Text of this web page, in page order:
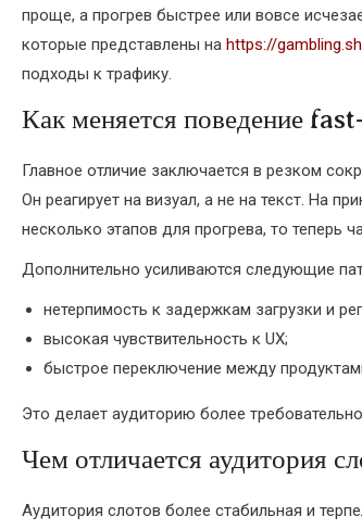
проще, а прогрев быстрее или вовсе
которые представлены на https://
подходы к трафику.
Как меняется поведение
Главное отличие заключается в резком
Он реагирует на визуал, а не на текст. На
несколько этапов для прогрева, то теперь
Дополнительно усиливаются следующие
нетерпимость к задержкам загрузки и
высокая чувствительность к UX;
быстрое переключение между
Это делает аудиторию более
Чем отличается аудитория
Аудитория слотов более стабильная и